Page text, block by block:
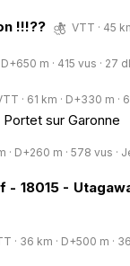
!!!?? VTT · 45
m · 415 vus · 27 dl
· 61 km · D+330 m ·
sur Garonne
· D+260 m · 578 vus ·
18015 -
· 36 km · D+500 m ·